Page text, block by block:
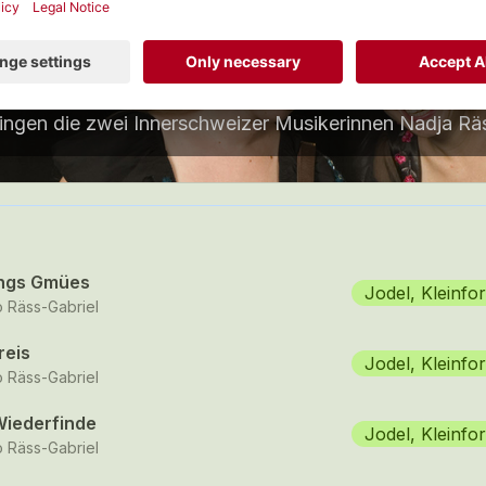
Kleinformation
Gmües
Räss-Gabriel
Jodel,
Räss-Gabriel
Jodel,
Räss-Gabriel
Jodel,